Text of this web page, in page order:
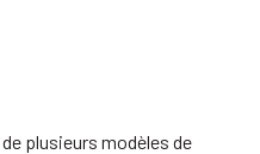
plusieurs modèles de